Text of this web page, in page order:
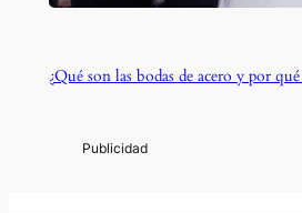
¿Qué son las bodas de acero y por qué